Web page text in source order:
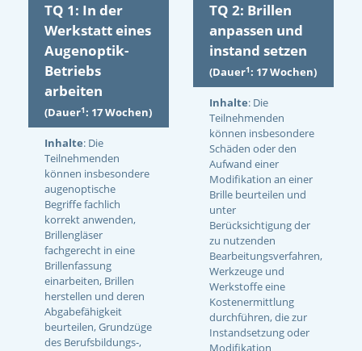
TQ 1: In der
Werkstatt eines
Augenoptik-
Betriebs
arbeiten
(Dauer1: 17 Wochen)
Inhalte: Die
Teilnehmenden
können insbesondere
augenoptische
Begriffe fachlich
korrekt anwenden,
Brillengläser
fachgerecht in eine
Brillenfassung
einarbeiten, Brillen
herstellen und deren
Abgabefähigkeit
beurteilen, Grundzüge
des Berufsbildungs-,
TQ 2: Brillen
anpassen und
instand setzen
(Dauer1: 17 Wochen)
Inhalte: Die
Teilnehmenden
können insbesondere
Schäden oder den
Aufwand einer
Modifikation an einer
Brille beurteilen und
unter
Berücksichtigung der
zu nutzenden
Bearbeitungsverfahren,
Werkzeuge und
Werkstoffe eine
Kostenermittlung
durchführen, die zur
Instandsetzung oder